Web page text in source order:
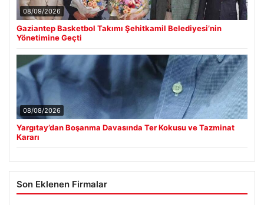
08/09/2026
Gaziantep Basketbol Takımı Şehitkamil Belediyesi’nin
Yönetimine Geçti
08/08/2026
Yargıtay’dan Boşanma Davasında Ter Kokusu ve Tazminat
Kararı
Son Eklenen Firmalar